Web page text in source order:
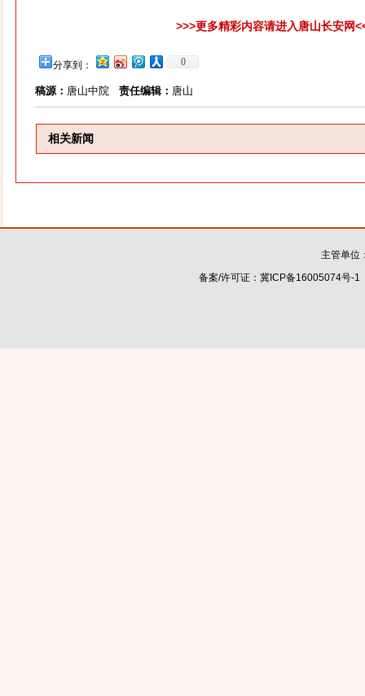
>>>更多精彩内容请进入唐山长安网
分享到： 0
稿源： 唐山中院责任编辑： 唐山
相关新闻
主管单位
备案/许可证：冀ICP备16005074号-1